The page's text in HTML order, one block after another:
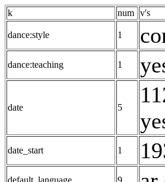
k num v's
dance:style 1
dance:teaching 1
date 5
date_start 1
default_language 9